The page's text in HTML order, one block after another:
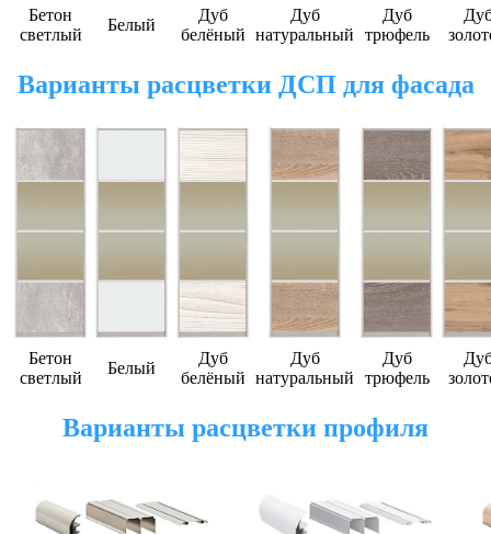
Бетон
светлый
Белый
Дуб
белёный
Дуб
натуральный
Дуб
трюфель
Варианты расцветки ДСП для фасада
Бетон
светлый
Белый
Дуб
белёный
Дуб
натуральный
Дуб
трюфель
Варианты расцветки профиля